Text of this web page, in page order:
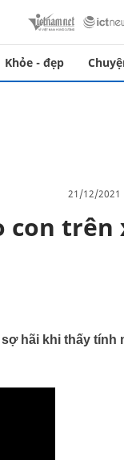
Khỏe - đẹp
21/12/2021
con trên
hãi khi thấy tính